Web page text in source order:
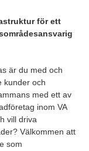
för ett
är du med och
kunder och
med ett av
inom VA
vill driva
Välkommen att
som